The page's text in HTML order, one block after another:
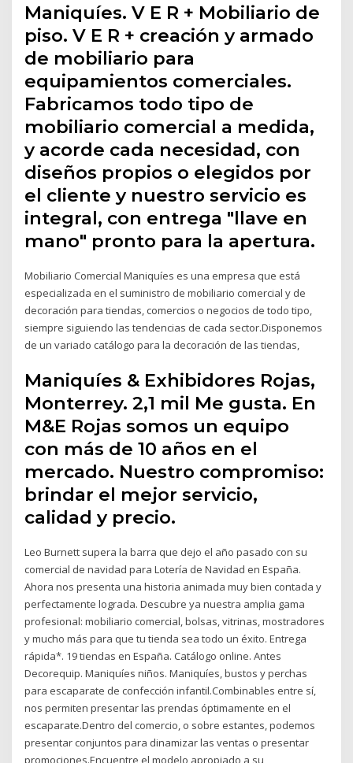
Maniquíes. V E R + Mobiliario de
piso. V E R + creación y armado
de mobiliario para
equipamientos comerciales.
Fabricamos todo tipo de
mobiliario comercial a medida,
y acorde cada necesidad, con
diseños propios o elegidos por
el cliente y nuestro servicio es
integral, con entrega "llave en
mano" pronto para la apertura.
Mobiliario Comercial Maniquíes es una empresa que está
especializada en el suministro de mobiliario comercial y de
decoración para tiendas, comercios o negocios de todo tipo,
siempre siguiendo las tendencias de cada sector.Disponemos
de un variado catálogo para la decoración de las tiendas,
Maniquíes & Exhibidores Rojas,
Monterrey. 2,1 mil Me gusta. En
M&E Rojas somos un equipo
con más de 10 años en el
mercado. Nuestro compromiso:
brindar el mejor servicio,
calidad y precio.
Leo Burnett supera la barra que dejo el año pasado con su
comercial de navidad para Lotería de Navidad en España.
Ahora nos presenta una historia animada muy bien contada y
perfectamente lograda. Descubre ya nuestra amplia gama
profesional: mobiliario comercial, bolsas, vitrinas, mostradores
y mucho más para que tu tienda sea todo un éxito. Entrega
rápida*. 19 tiendas en España. Catálogo online. Antes
Decorequip. Maniquíes niños. Maniquíes, bustos y perchas
para escaparate de confección infantil.Combinables entre sí,
nos permiten presentar las prendas óptimamente en el
escaparate.Dentro del comercio, o sobre estantes, podemos
presentar conjuntos para dinamizar las ventas o presentar